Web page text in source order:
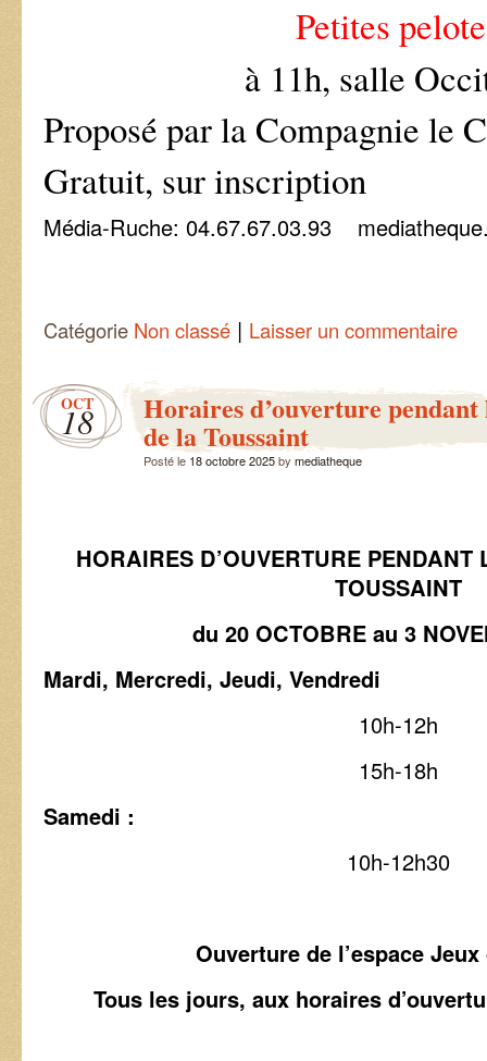
Petites
à 11h, salle
Proposé par la Compagnie le
Gratuit, sur inscription
Média-Ruche: 04.67.67.03.93
Catégorie Non classé | Laisser un commentaire
OCT
18 Horaires d’ouverture pendant
de la Toussaint
Posté le 18 octobre 2025by mediatheque
HORAIRESD’OUVERTURE PENDANT
TOUSSAINT
du 20 OCTOBRE au 3
Mardi, Mercredi, Jeudi, Vendredi
10h-12h
15h-18h
Samedi :
10h-12h30
Ouverture de l’espace
Tous les jours, aux horaires